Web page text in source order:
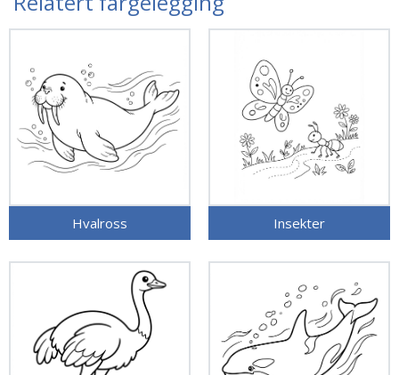
Hvalross Insekter